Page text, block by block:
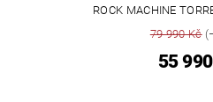
ROCK MACHINE
79 990 Kč
55